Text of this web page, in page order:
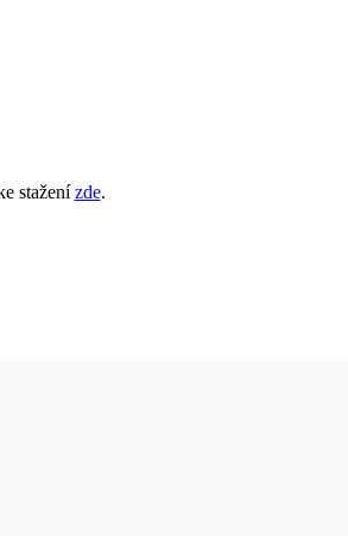
staženízde.